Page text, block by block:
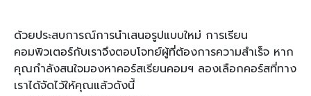
ด้วยประสบการณ์การนำเสนอรูปแบบใหม่ การเรียน
คอมพิวเตอร์กับเราจึงตอบโจทย์ผู้ที่ต้องการความสำเร็จ หาก
คุณกำลังสนใจมองหาคอร์สเรียนคอมฯ ลองเลือกคอร์สที่ทาง
เราได้จัดไว้ให้คุณแล้วดังนี้